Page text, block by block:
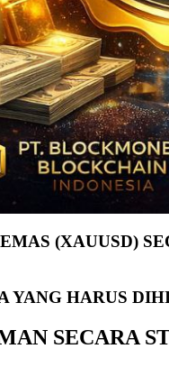
(XAUUSD)
YANG HARUS
SECARA